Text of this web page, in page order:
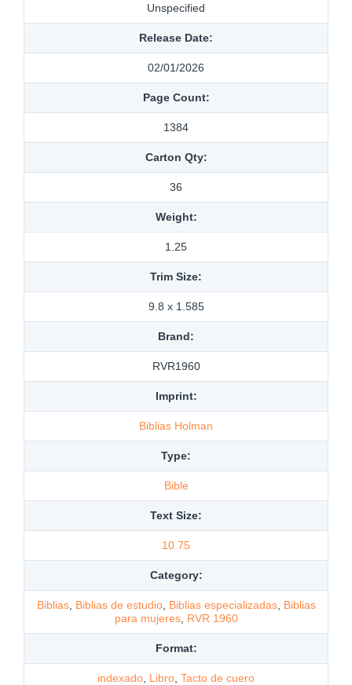
Unspecified
Release Date:
02/01/2026
Page Count:
1384
Carton Qty:
36
Weight:
1.25
Trim Size:
9.8 x 1.585
Brand:
RVR1960
Imprint:
Biblias Holman
Type:
Bible
Text Size:
10.75
Category:
Biblias, Biblias de estudio, Biblias especializadas, Biblias
para mujeres, RVR 1960
Format:
indexado Libro Tacto de cuero